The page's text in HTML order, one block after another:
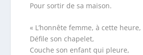
Pour sortir de sa maison.
« L’honnête femme, à cette heure,
Défile son chapelet,
Couche son enfant qui pleure,